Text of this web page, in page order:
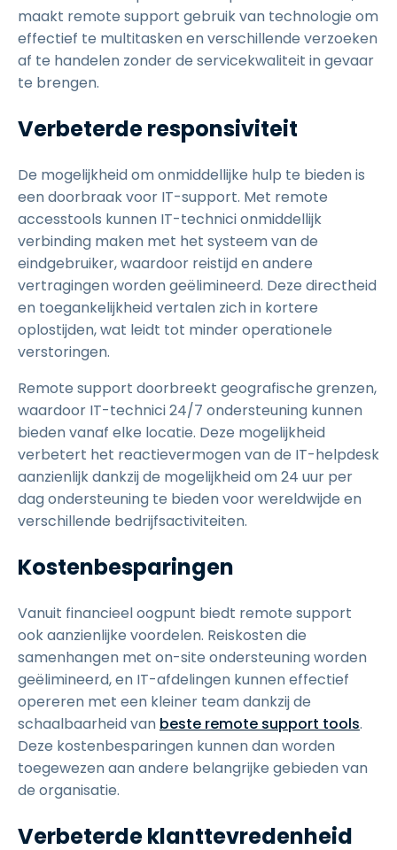
maakt remote support gebruik van technologie om
effectief te multitasken en verschillende verzoeken
af te handelen zonder de servicekwaliteit in gevaar
te brengen.
Verbeterde responsiviteit
De mogelijkheid om onmiddellijke hulp te bieden is
een doorbraak voor IT-support. Met remote
accesstools kunnen IT-technici onmiddellijk
verbinding maken met het systeem van de
eindgebruiker, waardoor reistijd en andere
vertragingen worden geëlimineerd. Deze directheid
en toegankelijkheid vertalen zich in kortere
oplostijden, wat leidt tot minder operationele
verstoringen.
Remote support doorbreekt geografische grenzen,
waardoor IT-technici 24/7 ondersteuning kunnen
bieden vanaf elke locatie. Deze mogelijkheid
verbetert het reactievermogen van de IT-helpdesk
aanzienlijk dankzij de mogelijkheid om 24 uur per
dag ondersteuning te bieden voor wereldwijde en
verschillende bedrijfsactiviteiten.
Kostenbesparingen
Vanuit financieel oogpunt biedt remote support
ook aanzienlijke voordelen. Reiskosten die
samenhangen met on-site ondersteuning worden
geëlimineerd, en IT-afdelingen kunnen effectief
opereren met een kleiner team dankzij de
schaalbaarheid van beste remote support tools.
Deze kostenbesparingen kunnen dan worden
toegewezen aan andere belangrijke gebieden van
de organisatie.
Verbeterde klanttevredenheid